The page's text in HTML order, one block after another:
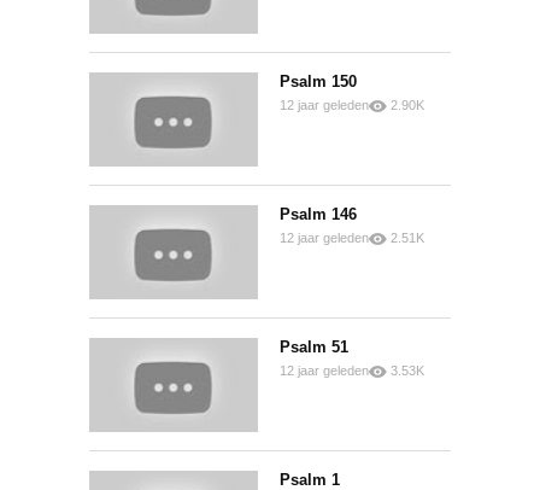
Psalm 150
12 jaar geleden
2.90K
Psalm 146
12 jaar geleden
2.51K
Psalm 51
12 jaar geleden
3.53K
Psalm 1